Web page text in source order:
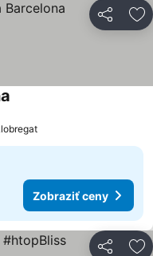
Zdieľať
Zobraziť ceny